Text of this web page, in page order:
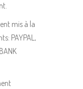
mis à la
PAYPAL,